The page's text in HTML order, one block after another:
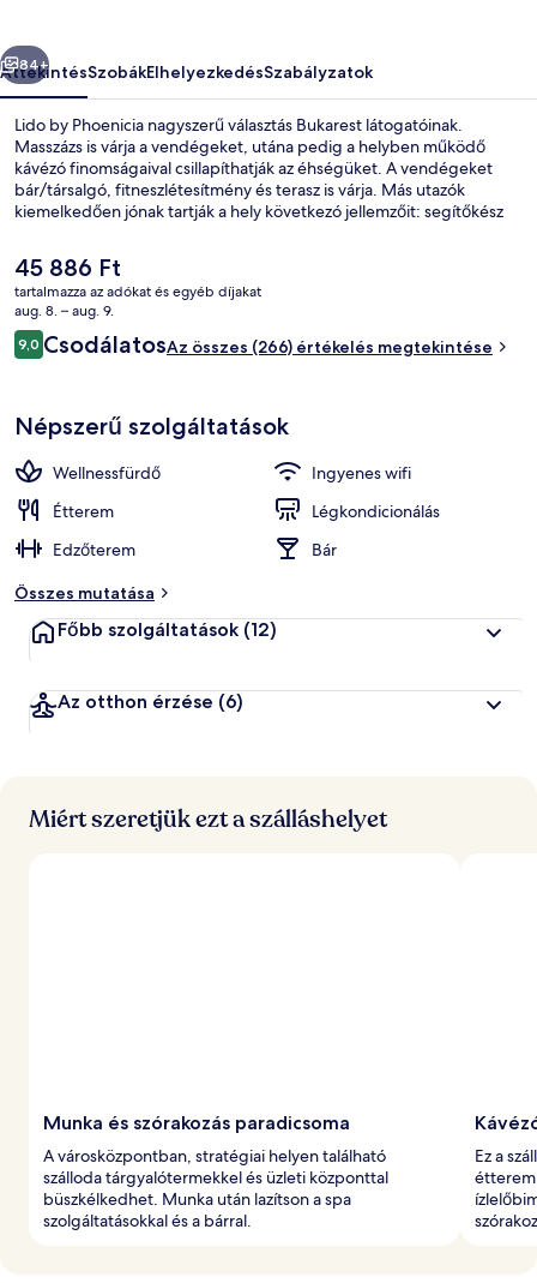
Következő
84+
ÁttekintésSzobákElhelyezkedésSzabályzatok
Lido by Phoenicia nagyszerű választás Bukarest látogatóinak.
Masszázs is várja a vendégeket, utána pedig a helyben működő
kávézó finomságaival csillapíthatják az éhségüket. A vendégeket
bár/társalgó, fitneszlétesítmény és terasz is várja. Más utazók
kiemelkedően jónak tartják a hely következó jellemzőit: segítőkész
állomás csak 9 perc gyalog.
A
jelenlegi
ár
45 886 Ft
45 886 Ft
tartalmazza az adókat és egyéb díjakat
aug. 8. – aug. 9.
Értékelések
9,09,0 ennyiből: 10
CsodálatosAz összes (266) értékelés megtekintése
Népszerű szolgáltatások
Wellnessfürdő
Ingyenes wifi
Étterem
Légkondicionálás
Edzőterem
Bár
Összes mutatása
Főbb szolgáltatások (12)
Az otthon érzése (6)
Miért szeretjük ezt a szálláshelyet
Munka és szórakozás paradicsoma
A városközpontban, stratégiai helyen található
szálloda tárgyalótermekkel és üzleti központtal
büszkélkedhet. Munka után lazítson a spa
szolgáltatásokkal és a bárral.
Ez a